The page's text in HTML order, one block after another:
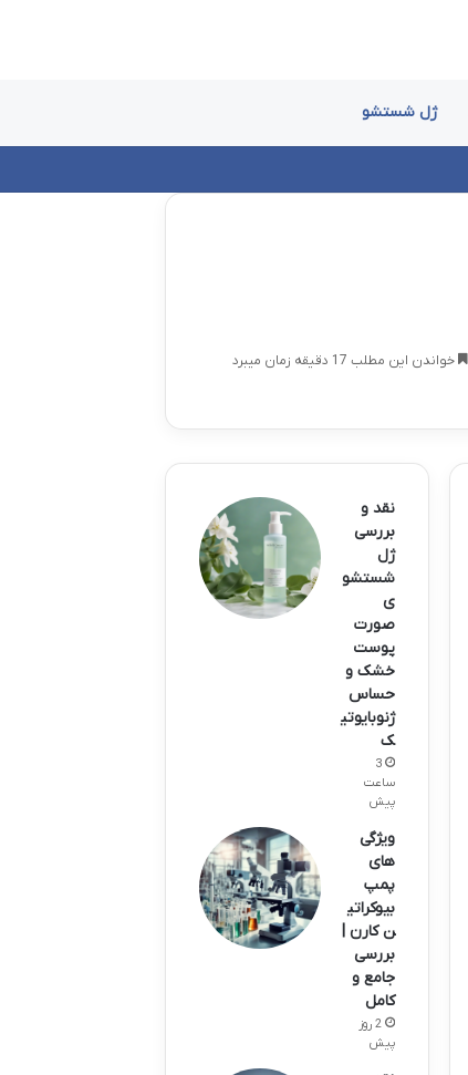
ژل شستشو
خواندن این مطلب 17 دقیقه زمان میبرد
نقد و
بررسی
ژل
شستشو
ی
صورت
پوست
خشک و
حساس
ژنوبایوتی
ک
3
ساعت
پیش
ویژگی
های
پمپ
بیوکراتی
ن کارن |
بررسی
جامع و
کامل
2 روز
پیش